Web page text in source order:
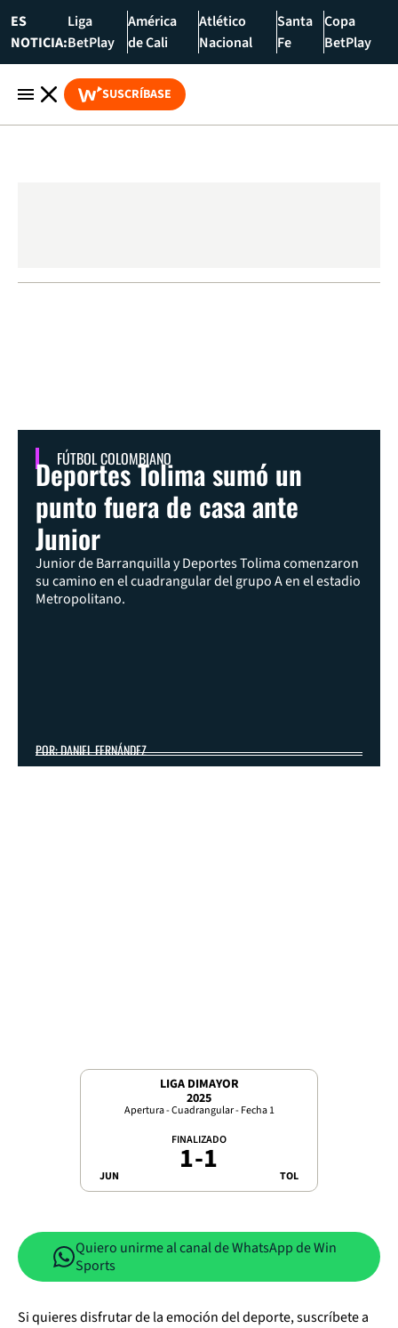
ES
NOTICIA:
Liga
BetPlay
América
de Cali
Atlético
Nacional
Santa
Fe
Copa
BetPlay
SUSCRÍBASE
FÚTBOL COLOMBIANO
Deportes Tolima sumó un
punto fuera de casa ante
Junior
Junior de Barranquilla y Deportes Tolima comenzaron
su camino en el cuadrangular del grupo A en el estadio
Metropolitano.
POR: DANIEL FERNÁNDEZ
LIGA DIMAYOR
2025
Apertura - Cuadrangular - Fecha 1
JUN
FINALIZADO
1-1 TOL
Quiero unirme al canal de WhatsApp de Win
Sports
Si quieres disfrutar de la emoción del deporte, suscríbete a